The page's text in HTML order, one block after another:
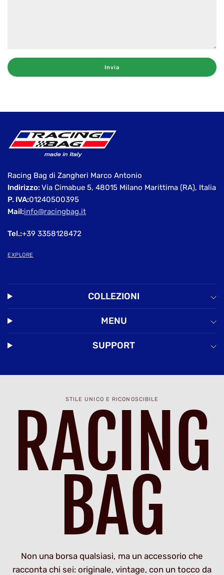
Invia
Racing Bag di Zangheri Marco Antonio
Indirizzo:Via Cimabue 5, 48015 Milano Marittima (RA), Italia
P. IVA:01240500395
Mail:info@racingbag.it
Tel.:+39 3358128472
EXPLORE
COLLEZIONI
MENU
SUPPORT
STILE UNICO E RICONOSCIBILE
RACING
BAG
Non una borsa qualsiasi, ma un accessorio che
racconta chi sei: originale, vintage, con un tocco da